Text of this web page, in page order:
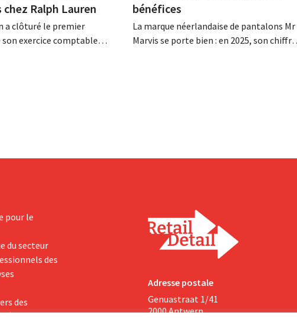
Ralph Lauren
a clôturé le premier
exercice comptable
bénéfices
La marque néerlandaise de pantalons Mr
Marvis se porte bien : en 2025, son chiffre
pour le
du secteur
des
des
où le partage
Adresse postale
Genuastraat 1/41
2000 Antwerp